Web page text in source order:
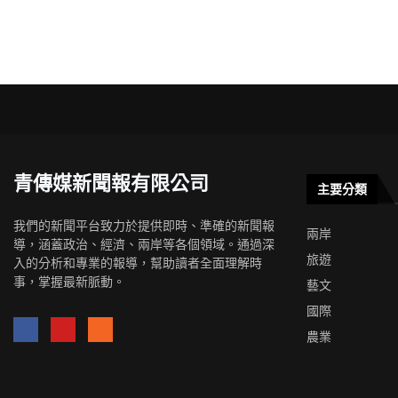
青傳媒新聞報有限公司
我們的新聞平台致力於提供即時、準確的新聞報
導，涵蓋政治、經濟、兩岸等各個領域。通過深
入的分析和專業的報導，幫助讀者全面理解時
事，掌握最新脈動。
主要分類
兩岸
旅遊
藝文
國際
農業